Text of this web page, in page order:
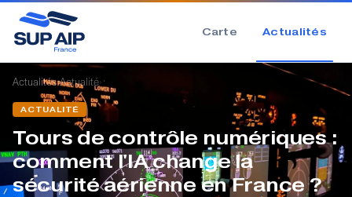
Carte Actualités
Actualités›Actualité›
ACTUALITÉ
Tours de contrôle numériques :
comment l'IA change la
sécurité aérienne en France ?